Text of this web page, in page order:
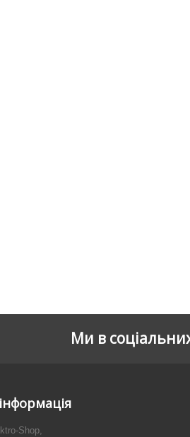
Ми в
Shop,